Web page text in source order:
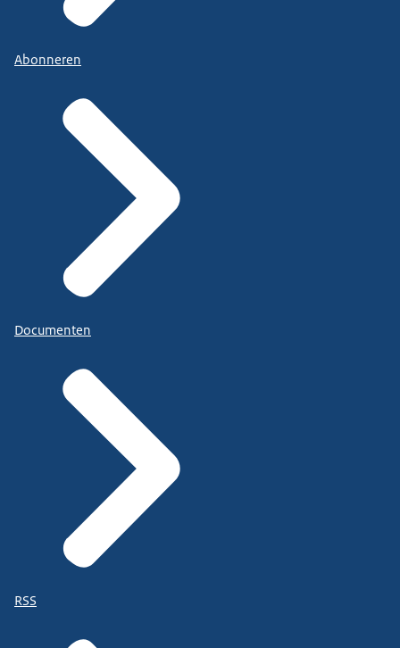
Abonneren
Documenten
RSS